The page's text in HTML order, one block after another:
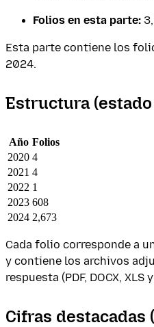
Folios en esta parte:
Esta parte contiene los
2024.
Estructura
Año Folios
2020 4
2021 4
2022 1
2023 608
2024 2,673
Cada folio corresponde a
y contiene los archivos
respuesta (PDF, DOCX,
Cifras destacadas